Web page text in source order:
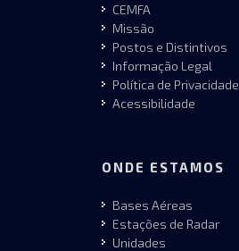
CEMFA
Missão
Postos e Distintivos
Informação Legal
Política de Privacidade
Acessibilidade
ONDE ESTAMOS
Bases Aéreas
Estações de Radar
Unidades